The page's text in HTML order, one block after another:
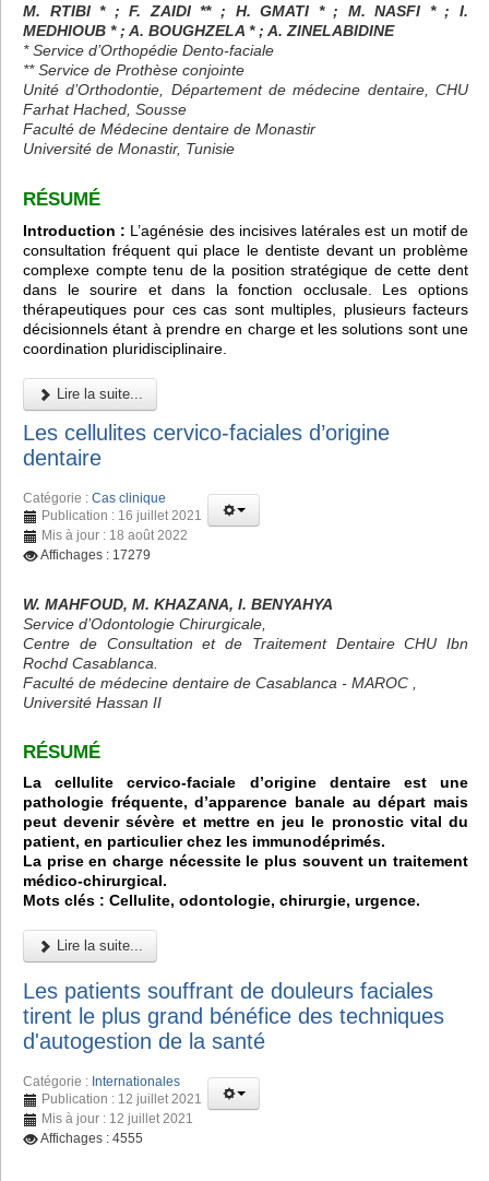
M. RTIBI * ; F. ZAIDI ** ; H. GMATI * ; M. NASFI * ; I.
MEDHIOUB * ; A. BOUGHZELA * ; A. ZINELABIDINE
* Service d’Orthopédie Dento-faciale
** Service de Prothèse conjointe
Unité d’Orthodontie, Département de médecine dentaire, CHU
Farhat Hached, Sousse
Faculté de Médecine dentaire de Monastir
Université de Monastir, Tunisie
RÉSUMÉ
Introduction : L’agénésie des incisives latérales est un motif de
consultation fréquent qui place le dentiste devant un problème
complexe compte tenu de la position stratégique de cette dent
dans le sourire et dans la fonction occlusale. Les options
thérapeutiques pour ces cas sont multiples, plusieurs facteurs
décisionnels étant à prendre en charge et les solutions sont une
coordination pluridisciplinaire.
Lire la suite...
Les cellulites cervico-faciales d’origine
dentaire
Catégorie : Cas clinique
Publication : 16 juillet 2021
Mis à jour : 18 août 2022
Affichages : 17279
W. MAHFOUD, M. KHAZANA, I. BENYAHYA
Service d’Odontologie Chirurgicale,
Centre de Consultation et de Traitement Dentaire CHU Ibn
Rochd Casablanca.
Faculté de médecine dentaire de Casablanca - MAROC ,
Université Hassan II
RÉSUMÉ
La cellulite cervico-faciale d’origine dentaire est une
pathologie fréquente, d’apparence banale au départ mais
peut devenir sévère et mettre en jeu le pronostic vital du
patient, en particulier chez les immunodéprimés.
La prise en charge nécessite le plus souvent un traitement
médico-chirurgical.
Mots clés : Cellulite, odontologie, chirurgie, urgence.
Lire la suite...
Les patients souffrant de douleurs faciales
tirent le plus grand bénéfice des techniques
d'autogestion de la santé
Catégorie : Internationales
Publication : 12 juillet 2021
Mis à jour : 12 juillet 2021
Affichages : 4555